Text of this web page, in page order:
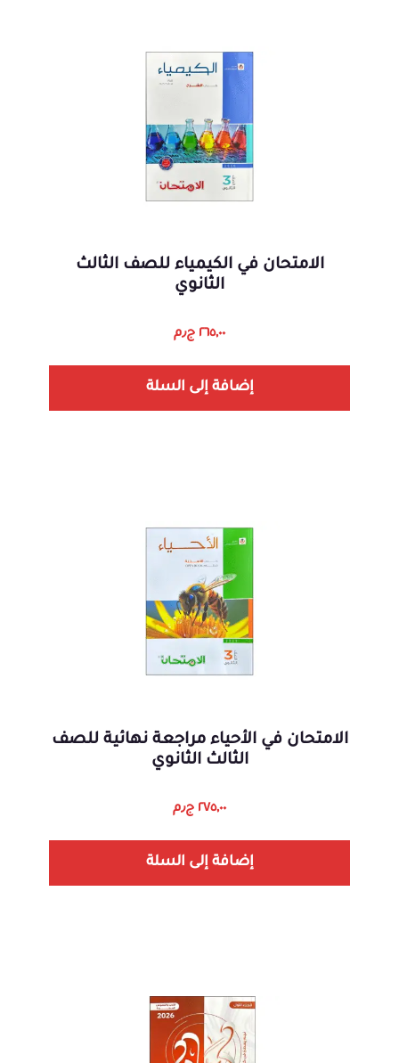
الامتحان في الكيمياء للصف الثالث
الثانوي
٢٦٥,٠٠ ج٫م
إضافة إلى السلة
الامتحان في الأحياء مراجعة نهائية للصف
الثالث الثانوي
٢٧٥,٠٠ ج٫م
إضافة إلى السلة